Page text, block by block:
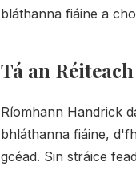
bláthanna fiáine a
Tá an
Ríomhann Handrick
bhláthanna fiáine,
gcéad. Sin stráice